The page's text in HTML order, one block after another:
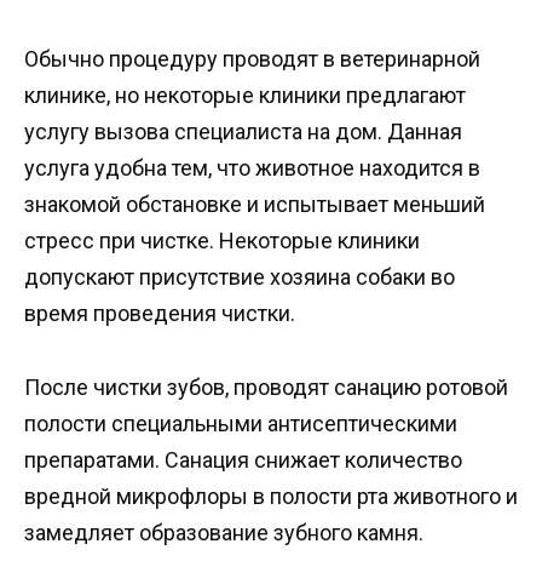
Обычно процедуру проводят в ветеринарной
клинике, но некоторые клиники предлагают
услугу вызова специалиста на дом. Данная
услуга удобна тем, что животное находится в
знакомой обстановке и испытывает меньший
стресс при чистке. Некоторые клиники
допускают присутствие хозяина собаки во
время проведения чистки.
После чистки зубов, проводят санацию ротовой
полости специальными антисептическими
препаратами. Санация снижает количество
вредной микрофлоры в полости рта животного и
замедляет образование зубного камня.